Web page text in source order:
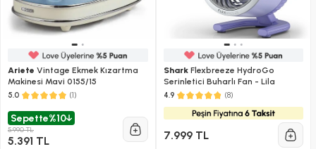
Ariete Vintage Ekmek Kızartma
Makinesi Mavi 0155/15
5.0 (1)
Sepette%10
5.990 TL
5.391 TL
SharkFlexbreeze HydroGo
Serinletici Buharlı Fan - Lila
4.9 (8)
7.999 TL